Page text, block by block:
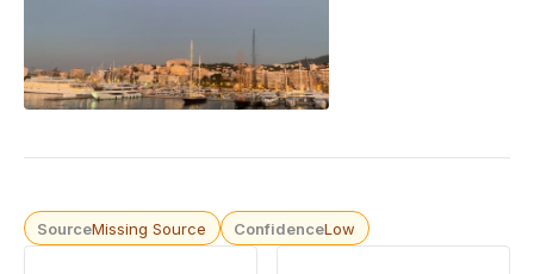
SourceMissing Source ConfidenceLow